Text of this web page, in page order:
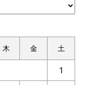
木 金 土
1